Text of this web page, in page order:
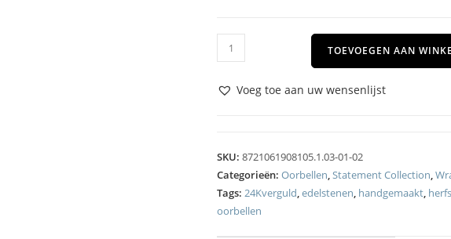
TOEVOEGEN AAN
Voeg toe aan uw wensenlijst
SKU: 8721061908105.1.03-01-02
Categorieën: Oorbellen,Statement Collection,
Tags: 24Kverguld,edelstenen, handgemaakt,
oorbellen